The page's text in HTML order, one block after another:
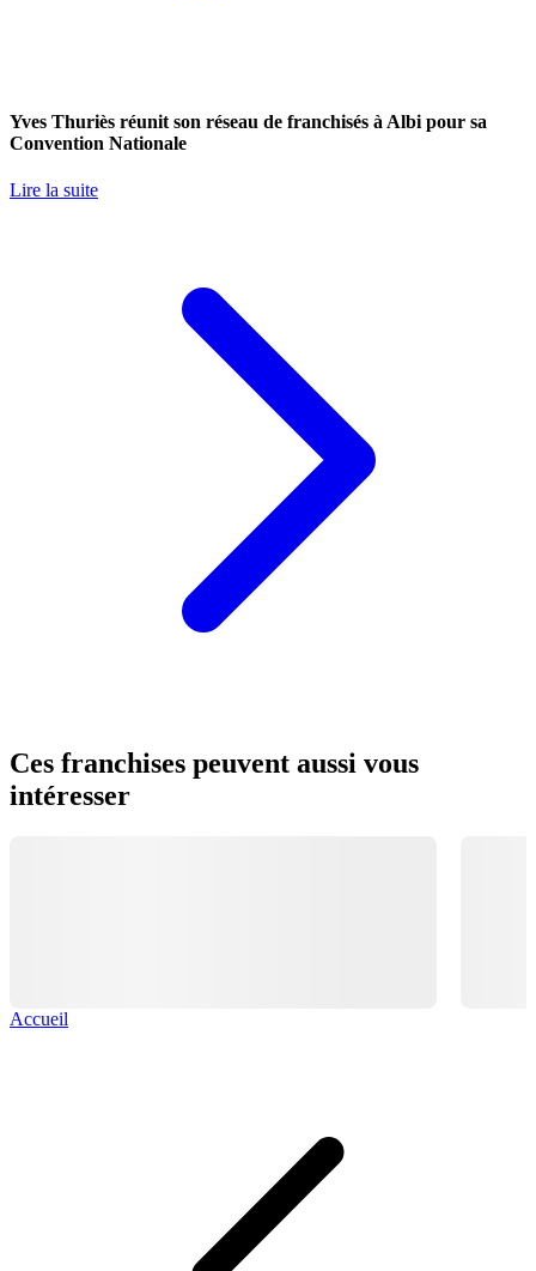
Yves Thuriès réunit son réseau de franchisés à Albi pour sa
Convention Nationale
Lire la suite
Ces franchises peuvent aussi vous
intéresser
Accueil